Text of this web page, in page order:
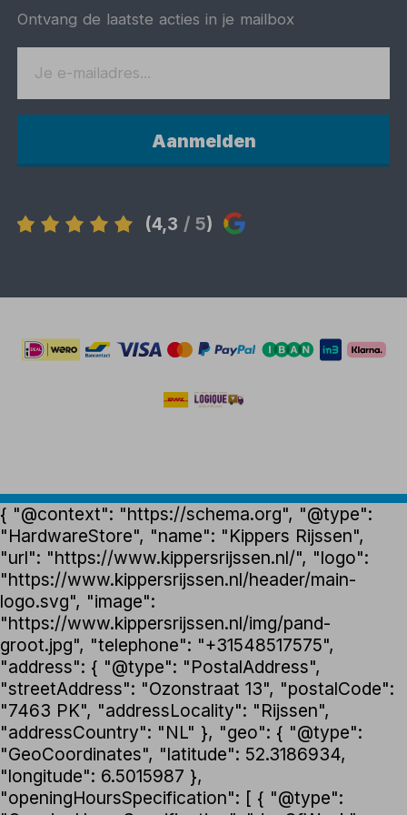
Ontvang de laatste acties in je mailbox
Aanmelden
(4,3 / 5)
{ "@context": "https://schema.org", "@type":
"HardwareStore", "name": "Kippers Rijssen",
"url": "https://www.kippersrijssen.nl/", "logo":
"https://www.kippersrijssen.nl/header/main-
logo.svg", "image":
"https://www.kippersrijssen.nl/img/pand-
groot.jpg", "telephone": "+31548517575",
"address": { "@type": "PostalAddress",
"streetAddress": "Ozonstraat 13", "postalCode":
"7463 PK", "addressLocality": "Rijssen",
"addressCountry": "NL" }, "geo": { "@type":
"GeoCoordinates", "latitude": 52.3186934,
"longitude": 6.5015987 },
"openingHoursSpecification": [ { "@type":